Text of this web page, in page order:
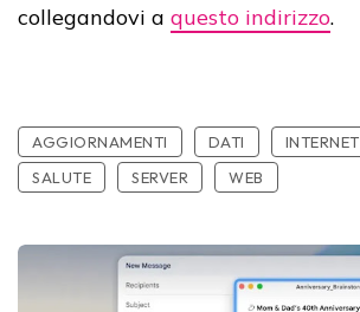
collegandovi a questo indirizzo.
AGGIORNAMENTI DATI INTERNET
SALUTE
SERVER WEB